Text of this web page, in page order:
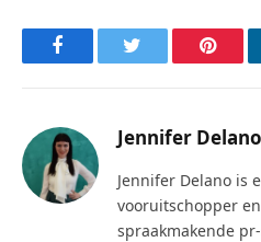
Facebook
Jennifer Delano
Jennifer Delano is
vooruitschopper
spraakmakende